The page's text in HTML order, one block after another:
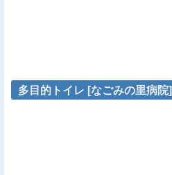
多目的トイレ [なごみの里病